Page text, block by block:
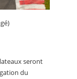
seront
du